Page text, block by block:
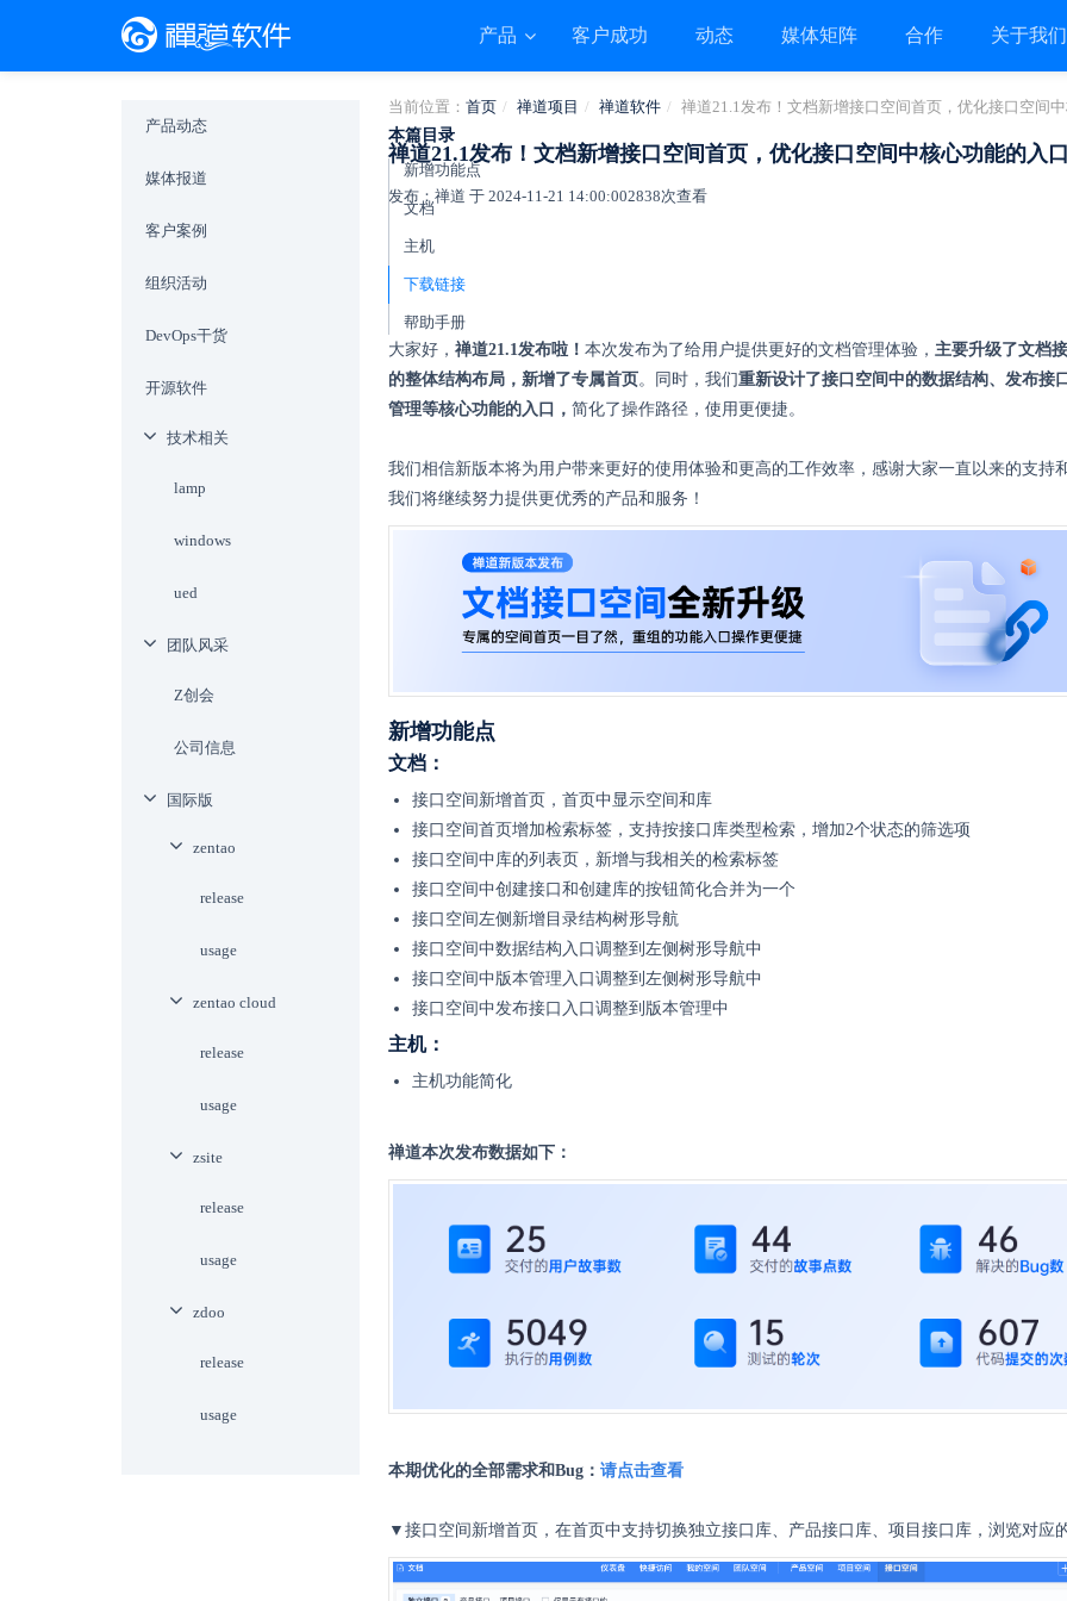
产品 客户成功 动态 媒体矩阵 合作 关于我
当前位置： 首页 禅道项目 禅道软件 禅道21.1发布！文档新增接口空间首页，优化接口空间
禅道21.1发布！文档新增接口空间首页，优化接口空间中核心功能的入
发布：禅道 于 2024-11-21 14:00:002838次查看
本篇目录
新增功能点
文档
主机
下载链接
帮助手册
大家好， 禅道21.1发布啦！ 本次发布为了给用户提供更好的文档管理体验， 主要升级了文档
的整体结构布局，新增了专属首页。同时，我们重新设计了接口空间中的数据结构、发布接
管理等核心功能的入口， 简化了操作路径，使用更便捷。
我们相信新版本将为用户带来更好的使用体验和更高的工作效率，感谢大家一直以来的支持
我们将继续努力提供更优秀的产品和服务！
新增功能点
文档：
接口空间新增首页，首页中显示空间和库
接口空间首页增加检索标签，支持按接口库类型检索，增加2个状态的筛选项
接口空间中库的列表页，新增与我相关的检索标签
接口空间中创建接口和创建库的按钮简化合并为一个
接口空间左侧新增目录结构树形导航
接口空间中数据结构入口调整到左侧树形导航中
接口空间中版本管理入口调整到左侧树形导航中
接口空间中发布接口入口调整到版本管理中
主机：
主机功能简化
禅道本次发布数据如下：
本期优化的全部需求和Bug： 请点击查看
▼接口空间新增首页，在首页中支持切换独立接口库、产品接口库、项目接口库，浏览对应
产品动态
媒体报道
客户案例
组织活动
DevOps干货
开源软件
技术相关
lamp
windows
ued
团队风采
Z创会
公司信息
国际版
zentao
release
usage
zentao cloud
release
usage
zsite
release
usage
zdoo
release
usage